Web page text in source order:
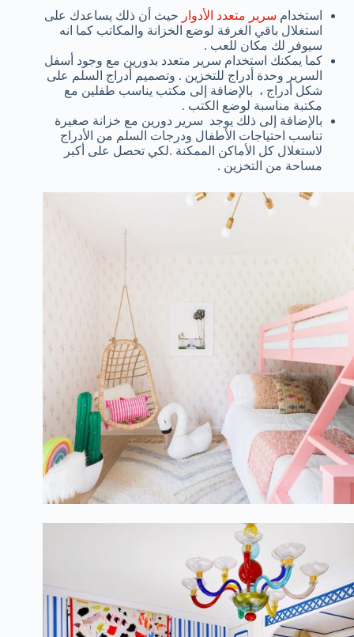
استخدام سرير متعدد الأدوار حيث أن ذلك يساعدك على
استغلال باقي الغرفة لوضع الخزانة والمكاتب كما انه
سيوفر لك مكان للعب .
كما يمكنك استخدام سرير متعدد بدورين مع وجود أسفل
السرير وحدة أدراج للتخزين . وتصميم أدراج السلم على
شكل أدراج ، بالإضافة إلى مكتب يناسب طفلين مع
مكتبة مناسبة لوضع الكتب .
بالإضافة إلى ذلك يوجد سرير دورين مع خزانة صغيرة
تناسب احتياجات الأطفال ودرجات السلم من الأدراج
لاستغلال كل الأماكن الممكنة .لكي تحصل على أكبر
مساحة من التخزين .